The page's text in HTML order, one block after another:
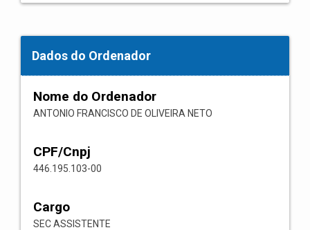
Dados do Ordenador
Nome do Ordenador
ANTONIO FRANCISCO DE OLIVEIRA NETO
CPF/Cnpj
446.195.103-00
Cargo
SEC ASSISTENTE